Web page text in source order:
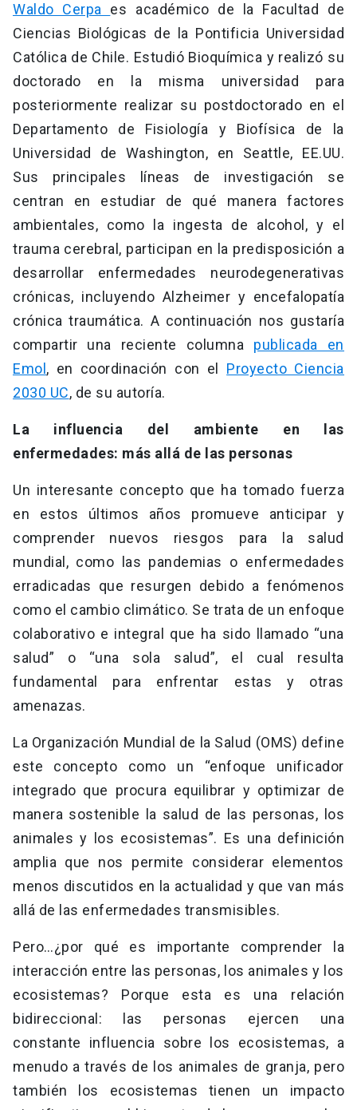
Waldo Cerpa es académico de la Facultad de
Ciencias Biológicas de la Pontificia Universidad
Católica de Chile. Estudió Bioquímica y realizó su
doctorado en la misma universidad para
posteriormente realizar su postdoctorado en el
Departamento de Fisiología y Biofísica de la
Universidad de Washington, en Seattle, EE.UU.
Sus principales líneas de investigación se
centran en estudiar de qué manera factores
ambientales, como la ingesta de alcohol, y el
trauma cerebral, participan en la predisposición a
desarrollar enfermedades neurodegenerativas
crónicas, incluyendo Alzheimer y encefalopatía
crónica traumática. A continuación nos gustaría
compartir una reciente columna publicada en
Emol , en coordinación con el Proyecto Ciencia
2030 UC, de su autoría.
La influencia del ambiente en las
enfermedades: más allá de las personas
Un interesante concepto que ha tomado fuerza
en estos últimos años promueve anticipar y
comprender nuevos riesgos para la salud
mundial, como las pandemias o enfermedades
erradicadas que resurgen debido a fenómenos
como el cambio climático. Se trata de un enfoque
colaborativo e integral que ha sido llamado “una
salud” o “una sola salud”, el cual resulta
fundamental para enfrentar estas y otras
amenazas.
La Organización Mundial de la Salud (OMS) define
este concepto como un “enfoque unificador
integrado que procura equilibrar y optimizar de
manera sostenible la salud de las personas, los
animales y los ecosistemas”. Es una definición
amplia que nos permite considerar elementos
menos discutidos en la actualidad y que van más
allá de las enfermedades transmisibles.
Pero…¿por qué es importante comprender la
interacción entre las personas, los animales y los
ecosistemas? Porque esta es una relación
bidireccional: las personas ejercen una
constante influencia sobre los ecosistemas, a
menudo a través de los animales de granja, pero
también los ecosistemas tienen un impacto